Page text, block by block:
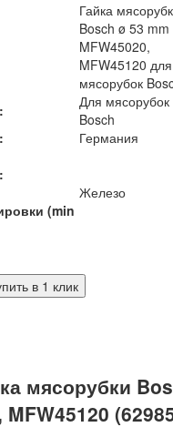
Гайка
Bosch ø 53 mm
MFW45020,
MFW45120 для
мясорубок
Для мясорубок
Bosch
Германия
Железо
(min
в 1 клик
мясорубки
MFW45120